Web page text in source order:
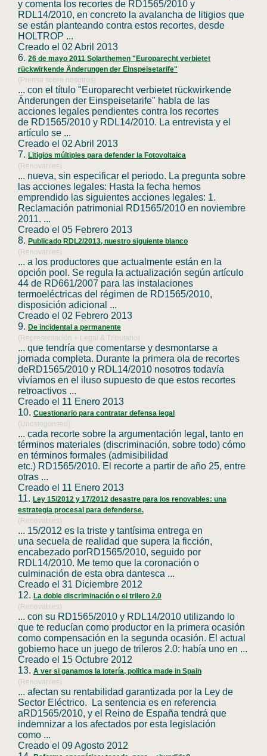
y comenta los recortes de RD1565/2010 y
RDL14/2010, en concreto la avalancha de litigios que
se están planteando contra estos recortes, desde
HOLTROP ...
Creado el 02 Abril 2013
6. 26 de mayo 2011 Solarthemen "Europarecht verbietet
rückwirkende Änderungen der Einspeisetarife"
(Prensa sobre nosotros)
... con el título "Europarecht verbietet rückwirkende
Änderungen der Einspeisetarife" habla de las
acciones legales pendientes contra los recortes
de RD1565/2010 y RDL14/2010. La entrevista y el
artículo se ...
Creado el 02 Abril 2013
7. Litigios múltiples para defender la Fotovoltaica
(Renovables)
... nueva, sin especificar el periodo. La pregunta sobre
las acciones legales: Hasta la fecha hemos
emprendido las siguientes acciones legales: 1.
Reclamación patrimonial
RD1565/2010 en noviembre
2011. ...
Creado el 05 Febrero 2013
8. Publicado RDL2/2013, nuestro siguiente blanco
(Renovables)
... a los productores que actualmente están en la
opción pool. Se regula la actualización según artículo
44 de RD661/2007 para las instalaciones
termoeléctricas del régimen de RD1565/2010,
disposición adicional ...
Creado el 02 Febrero 2013
9. De incidental a permanente
(Representación + Legal & Tributario)
... que tendría que comentarse y desmontarse a
jornada completa. Durante la primera ola de recortes
deRD1565/2010 y RDL14/2010 nosotros todavía
vivíamos en el iluso supuesto de que estos recortes
retroactivos ...
Creado el 11 Enero 2013
10. Cuestionario para contratar defensa legal
(Uncategorised)
... cada recorte sobre la argumentación legal, tanto en
términos materiales (discriminación, sobre todo) cómo
en términos formales (admisibilidad
etc.) RD1565/2010. El recorte a partir de año 25, entre
otras ...
Creado el 11 Enero 2013
11. Ley 15/2012 y 17/2012 desastre para los renovables: una
estrategia procesal para defenderse.
(Renovables)
... 15/2012 es la triste y tantísima entrega en
una secuela de realidad que supera la ficción,
encabezado porRD1565/2010, seguido por
RDL14/2010. Me temo que la coronación o
culminación de esta obra dantesca ...
Creado el 31 Diciembre 2012
12. La doble discriminación o el trilero 2.0
(Renovables)
... con su RD1565/2010 y RDL14/2010 utilizando lo
que te reducían como productor en la primera ocasión
como compensación en la segunda ocasión. El actual
gobierno hace un juego de trileros 2.0: había uno en ...
Creado el 15 Octubre 2012
13. A ver si ganamos la lotería, politica made in Spain
(Renovables)
... afectan su rentabilidad garantizada por la Ley de
Sector Eléctrico. La sentencia es en referencia
aRD1565/2010, y el Reino de España tendrá que
indemnizar a los afectados por esta legislación
como ...
Creado el 09 Agosto 2012